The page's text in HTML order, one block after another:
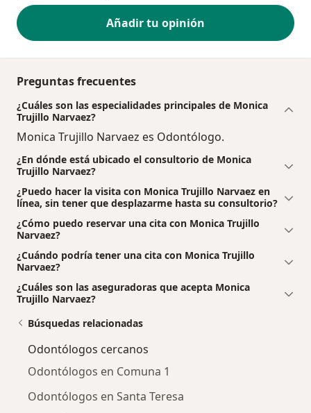
Añadir tu opinión
Preguntas frecuentes
¿Cuáles son las especialidades principales de Monica
Trujillo Narvaez?
Monica Trujillo Narvaez es Odontólogo.
¿En dónde está ubicado el consultorio de Monica
Trujillo Narvaez?
¿Puedo hacer la visita con Monica Trujillo Narvaez en
línea, sin tener que desplazarme hasta su consultorio?
¿Cómo puedo reservar una cita con Monica Trujillo
Narvaez?
¿Cuándo podría tener una cita con Monica Trujillo
Narvaez?
¿Cuáles son las aseguradoras que acepta Monica
Trujillo Narvaez?
Búsquedas relacionadas
Odontólogos cercanos
Odontólogos en Comuna 1
Odontólogos en Santa Teresa